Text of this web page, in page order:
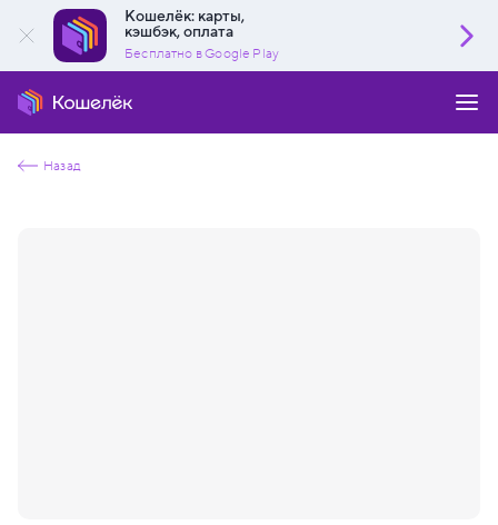
Кошелёк: карты,
кэшбэк, оплата
Бесплатно в Google Play
Назад